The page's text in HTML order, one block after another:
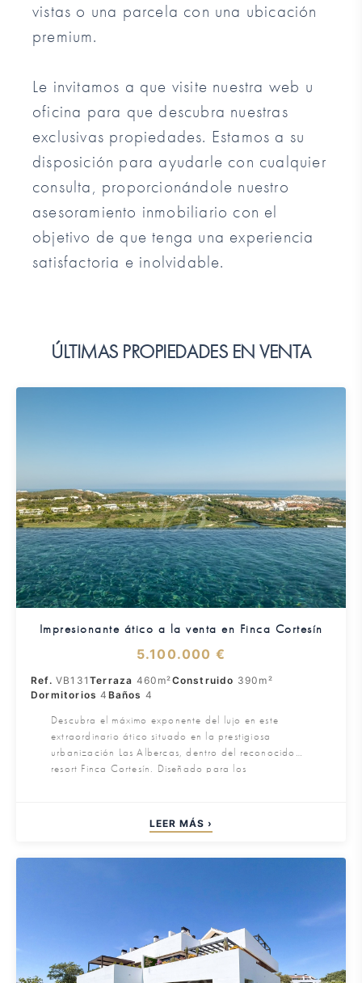
vistas o una parcela con una ubicación
premium.
Le invitamos a que visite nuestra web u
oficina para que descubra nuestras
exclusivas propiedades. Estamos a su
disposición para ayudarle con cualquier
consulta, proporcionándole nuestro
asesoramiento inmobiliario con el
objetivo de que tenga una experiencia
satisfactoria e inolvidable.
ÚLTIMAS PROPIEDADES EN VENTA
Impresionante ático a la venta en Finca Cortesín
5.100.000 €
Ref. VB131Terraza 460m²Construido 390m²
Dormitorios 4 Baños 4
Descubra el máximo exponente del lujo en este
extraordinario ático situado en la prestigiosa
urbanización Las Albercas, dentro del reconocido
resort Finca Cortesín. Diseñado para los
amplios espacios interiores y unas impresionantes
LEER MÁS ›